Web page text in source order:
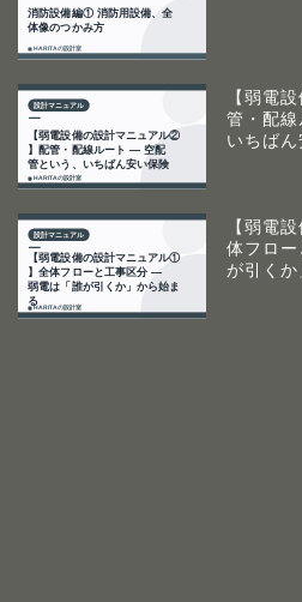
【弱電
管・配
いちばん
【弱電
体フロ
が引くか